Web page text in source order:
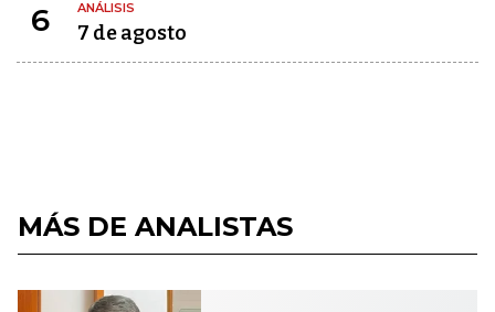
6 ANÁLISIS
7 de agosto
MÁS DE ANALISTAS